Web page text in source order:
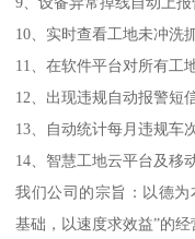
10、实时查看工地未冲洗
11、在软件平台对所有工
12、出现违规自动报警短
13、自动统计每月违规车
14、智慧工地云平台及移
我们公司的宗旨：以德
基础，以速度求效益”的经